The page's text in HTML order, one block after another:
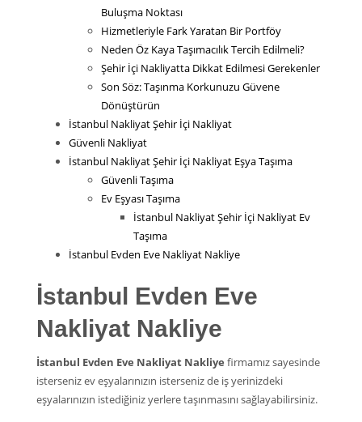
Buluşma Noktası
Hizmetleriyle Fark Yaratan Bir Portföy
Neden Öz Kaya Taşımacılık Tercih Edilmeli?
Şehir İçi Nakliyatta Dikkat Edilmesi Gerekenler
Son Söz: Taşınma Korkunuzu Güvene
Dönüştürün
İstanbul Nakliyat Şehir İçi Nakliyat
Güvenli Nakliyat
İstanbul Nakliyat Şehir İçi Nakliyat Eşya Taşıma
Güvenli Taşıma
Ev Eşyası Taşıma
İstanbul Nakliyat Şehir İçi Nakliyat Ev
Taşıma
İstanbul Evden Eve Nakliyat Nakliye
İstanbul Evden Eve
Nakliyat Nakliye
İstanbul Evden Eve Nakliyat Nakliye firmamız sayesinde
isterseniz ev eşyalarınızın isterseniz de iş yerinizdeki
eşyalarınızın istediğiniz yerlere taşınmasını sağlayabilirsiniz.